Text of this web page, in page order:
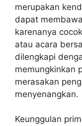
merupakan
dapat
karenanya
atau acara
dilengkapi
memungkinkan
merasakan
menyenangkan.
Keunggulan